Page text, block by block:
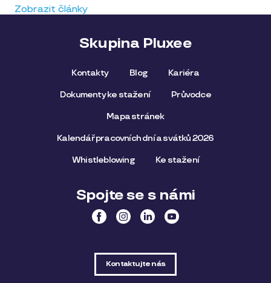
Zobrazit články
Skupina Pluxee
Kontakty Blog Kariéra
Dokumenty ke stažení Průvodce
Mapa stránek
Kalendář pracovních dní a svátků 2026
Whistleblowing Ke stažení
Spojte se s námi
Kontaktujte nás